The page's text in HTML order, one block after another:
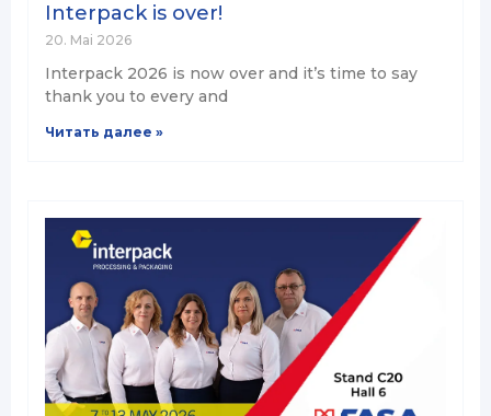
Interpack is over!
20. Mai 2026
Interpack 2026 is now over and it’s time to say
thank you to every and
Читать далее »